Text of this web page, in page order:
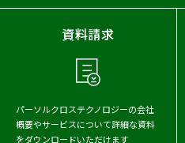
2023年
2022年
2020年
2017年
資料請求
パーソルクロステクノロジーの会社
概要やサービスについて詳細な資料
をダウンロードいただけます